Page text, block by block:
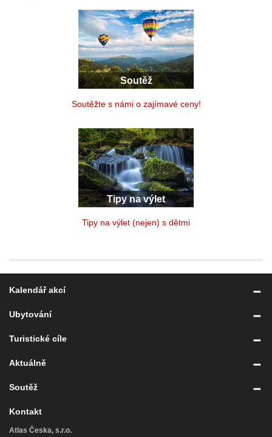
Soutěž
Soutěžte s námi o zajímavé ceny!
Tipy na výlet
Tipy na výlet (nejen) s dětmi
Kalendář akcí
Ubytování
Turistické cíle
Aktuálně
Soutěž
Kontakt
Atlas Česka, s.r.o.